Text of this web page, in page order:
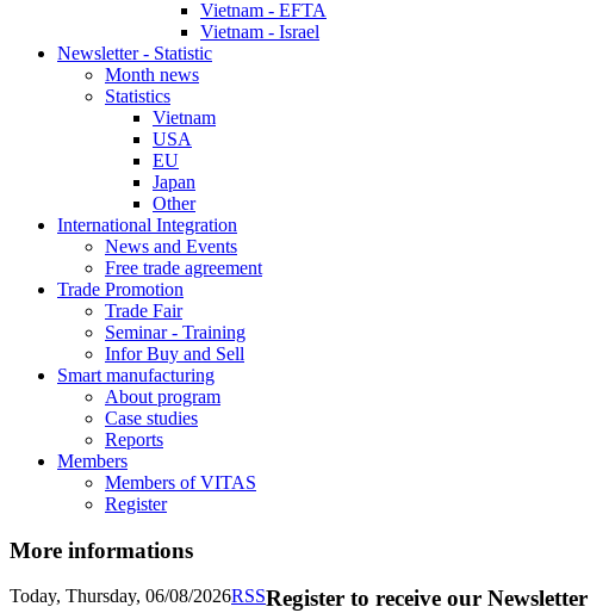
Vietnam - EFTA
Vietnam - Israel
Newsletter - Statistic
Month news
Statistics
Vietnam
USA
EU
Japan
Other
International Integration
News and Events
Free trade agreement
Trade Promotion
Trade Fair
Seminar - Training
Infor Buy and Sell
Smart manufacturing
About program
Case studies
Reports
Members
Members of VITAS
Register
More informations
Today, Thursday, 06/08/2026RSSRegister to receive our Newsletter